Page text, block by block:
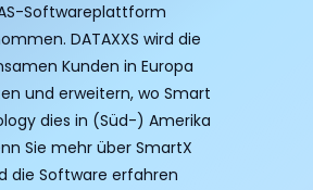
Softwareplattform
DATAXXS wird die
Kunden in Europa
und erweitern, wo Smart
dies in (Süd-) Amerika
Sie mehr über SmartX
die Software erfahren